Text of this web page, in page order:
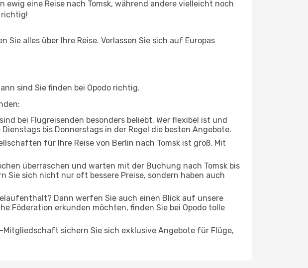
eine Reise nach Tomsk, während andere vielleicht noch
richtig!
Sie alles über Ihre Reise. Verlassen Sie sich auf Europas
sind Sie finden bei Opodo richtig.
bei Flugreisenden besonders beliebt. Wer flexibel ist und
bis Donnerstags in der Regel die besten Angebote.
für Ihre Reise von Berlin nach Tomsk ist groß. Mit
überraschen und warten mit der Buchung nach Tomsk bis
sich nicht nur oft bessere Preise, sondern haben auch
Dann werfen Sie auch einen Blick auf unsere
Föderation erkunden möchten, finden Sie bei Opodo tolle
Mitgliedschaft sichern Sie sich exklusive Angebote für Flüge,